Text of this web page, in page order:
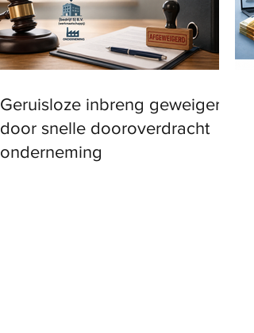
Geruisloze inbreng geweigerd
door snelle dooroverdracht
onderneming